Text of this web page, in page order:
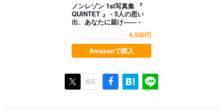
ノンレゾン 1st写真集 『
QUINTET 』 - 5人の思い
出、あなたに届け―― -
4,500円
Amazonで購入
反応